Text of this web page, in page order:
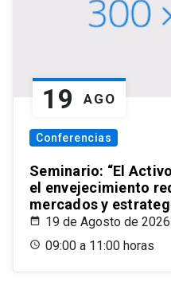
19 AGO
Conferencias
Seminario: “El
el envejecimiento
mercados y
19 de Agosto de 2026
09:00 a 11:00 horas